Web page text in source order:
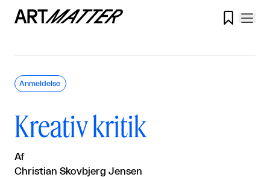

Kreativ kritik
Af
Christian Skovbjerg Jensen
Anmeldelse